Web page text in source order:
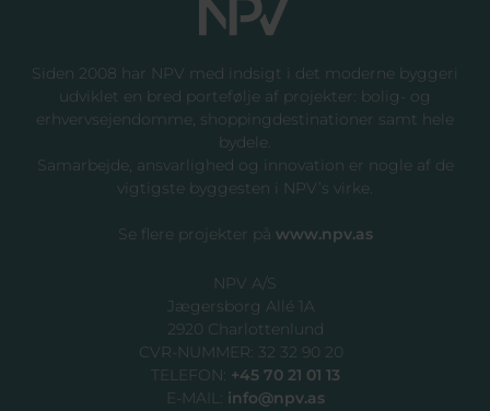
Siden 2008 har NPV med indsigt i det moderne byggeri
udviklet en bred portefølje af projekter: bolig- og
erhvervsejendomme, shoppingdestinationer samt hele
bydele.
Samarbejde, ansvarlighed og innovation er nogle af de
vigtigste byggesten i NPV’s virke.
Se flere projekter på ​ www.npv.as
NPV A/S
Jægersborg Allé 1A
2920 Charlottenlund
CVR-NUMMER: 32 32 90 20
TELEFON: +45 70 21 01 13
E-MAIL: info@npv.as